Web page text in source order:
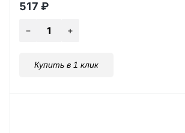
517 ₽
Купить в 1 клик